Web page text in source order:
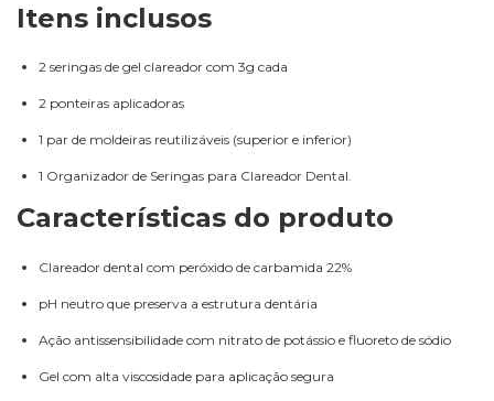
Itens inclusos
2 seringas de gel clareador com 3g cada
2 ponteiras aplicadoras
1 par de moldeiras reutilizáveis (superior e inferior)
1 Organizador de Seringas para Clareador Dental.
Características do produto
Clareador dental com peróxido de carbamida 22%
pH neutro que preserva a estrutura dentária
Ação antissensibilidade com nitrato de potássio e fluoreto de sódio
Gel com alta viscosidade para aplicação segura